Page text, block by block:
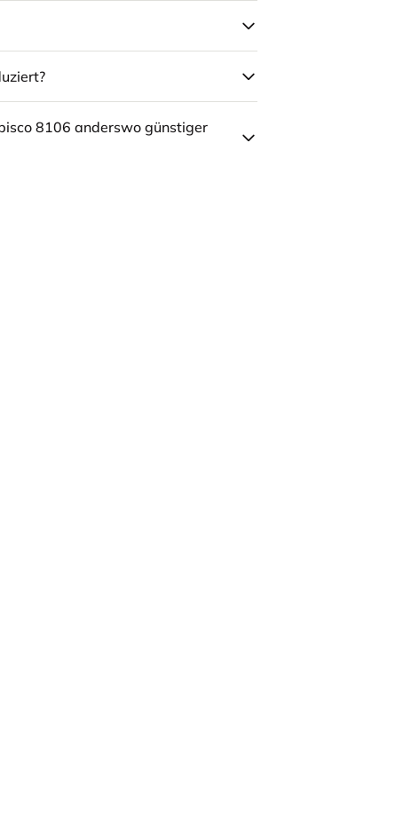
8106 anderswo günstiger